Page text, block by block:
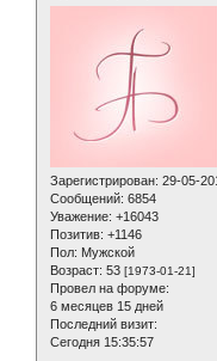
Зарегистрирован: 29-05-
Сообщений: 6854
Уважение: +16043
Позитив: +1146
Пол: Мужской
Возраст: 53 [1973-01-21]
Провел на форуме:
6 месяцев 15 дней
Последний визит:
Сегодня 15:35:57